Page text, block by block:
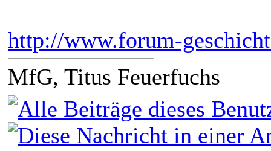
http://www.forum-
MfG, Titus Feuerfuchs